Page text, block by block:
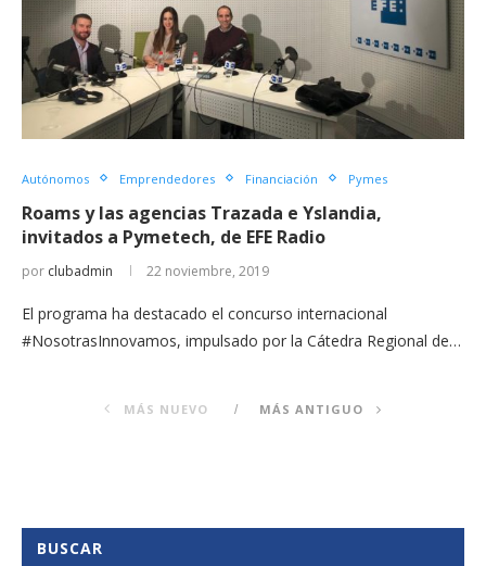
Autónomos Emprendedores Financiación Pymes
Roams y las agencias Trazada e Yslandia,
invitados a Pymetech, de EFE Radio
por clubadmin 22 noviembre, 2019
El programa ha destacado el concurso internacional
#NosotrasInnovamos, impulsado por la Cátedra Regional de…
MÁS NUEVO MÁS ANTIGUO
BUSCAR